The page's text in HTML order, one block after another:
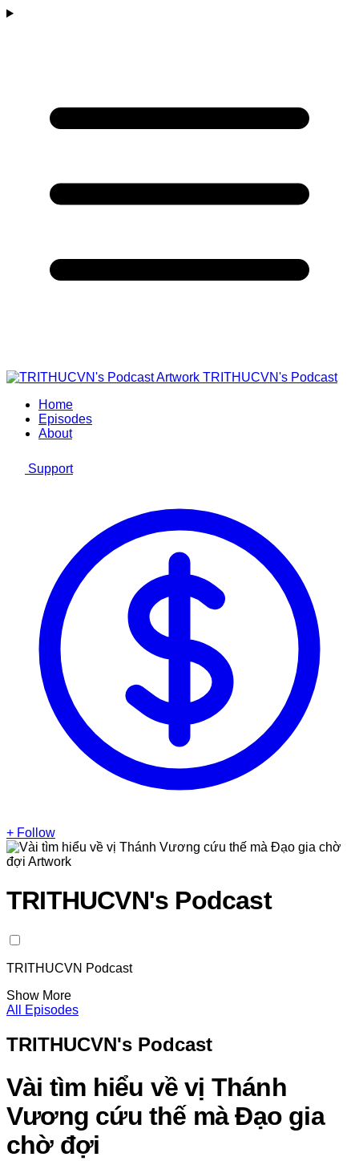
TRITHUCVN's Podcast
Home
Episodes
About
Support
+ Follow
TRITHUCVN's Podcast
TRITHUCVN Podcast
Show More
All Episodes
TRITHUCVN's Podcast
Vài tìm hiểu về vị Thánh
Vương cứu thế mà Đạo gia
chờ đợi